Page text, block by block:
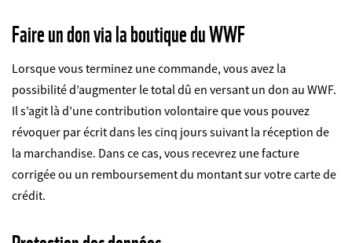
Faire un don via la boutique du WWF
Lorsque vous terminez une commande, vous avez la
possibilité d’augmenter le total dû en versant un don au WWF.
Il s’agit là d’une contribution volontaire que vous pouvez
révoquer par écrit dans les cinq jours suivant la réception de
la marchandise. Dans ce cas, vous recevrez une facture
corrigée ou un remboursement du montant sur votre carte de
crédit.